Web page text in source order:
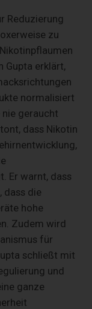
Reduzierung
zu
Gupta erklärt,
normalisiert
nie geraucht
dass Nikotin
Er warnt, dass
dass die
hohe
Zudem wird
für
schließt mit
und
ganze